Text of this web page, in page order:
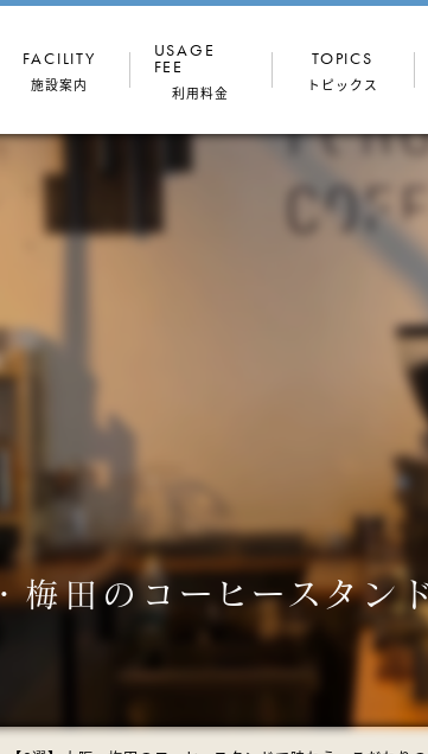
FACILITY
施設案内
館内写真
TALK
セミナールーム
ONthe
USAGE
FEE
利用料金
BOX（ギャラリー）
提携施設
TOPICS
トピックス
Workers
専門家
穏坐な人々
梅田のコーヒースタン